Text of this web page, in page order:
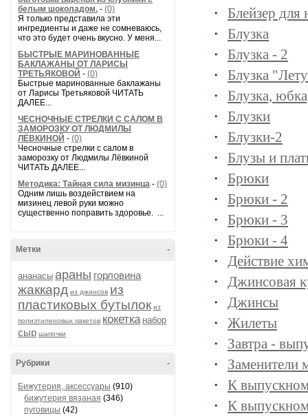
белым шоколадом. - (0)
Я только представила эти
ингредиенты и даже не сомневаюсь,
что это будет очень вкусно. У меня...
БЫСТРЫЕ МАРИНОВАННЫЕ
БАКЛАЖАНЫ ОТ ЛАРИСЫ
ТРЕТЬЯКОВОЙ - (0)
Быстрые маринованные баклажаны
от Ларисы Третьяковой ЧИТАТЬ
ДАЛЕЕ...
ЧЕСНОЧНЫЕ СТРЕЛКИ С САЛОМ В
ЗАМОРОЗКУ ОТ ЛЮДМИЛЫ
ЛЁВКИНОЙ - (0)
Чесночные стрелки с салом в
заморозку от Людмилы Лёвкиной
ЧИТАТЬ ДАЛЕЕ...
Методика: Тайная сила мизинца - (0)
Одним лишь воздействием на
мизинец левой руки можно
существенно поправить здоровье. ...
-
Метки
ананасы араны горловина
жаккард из джинсов из
пластиковых бутылок из
полиэтиленовых пакетов кокетка набор
сыр шапочки
-
Рубрики
Бижутерия, аксессуары (910)
бижутерия вязаная (346)
пуговицы (42)
Блейзер
Блузка
Блузка - 2
Блузка
Блузка,
Блузки
Блузки-2
Блузы и
Брюки
Брюки - 2
Брюки - 3
Брюки - 4
Действие
Джинсовая
Джинсы
Жилеты
Завтра -
Заменители
К
К